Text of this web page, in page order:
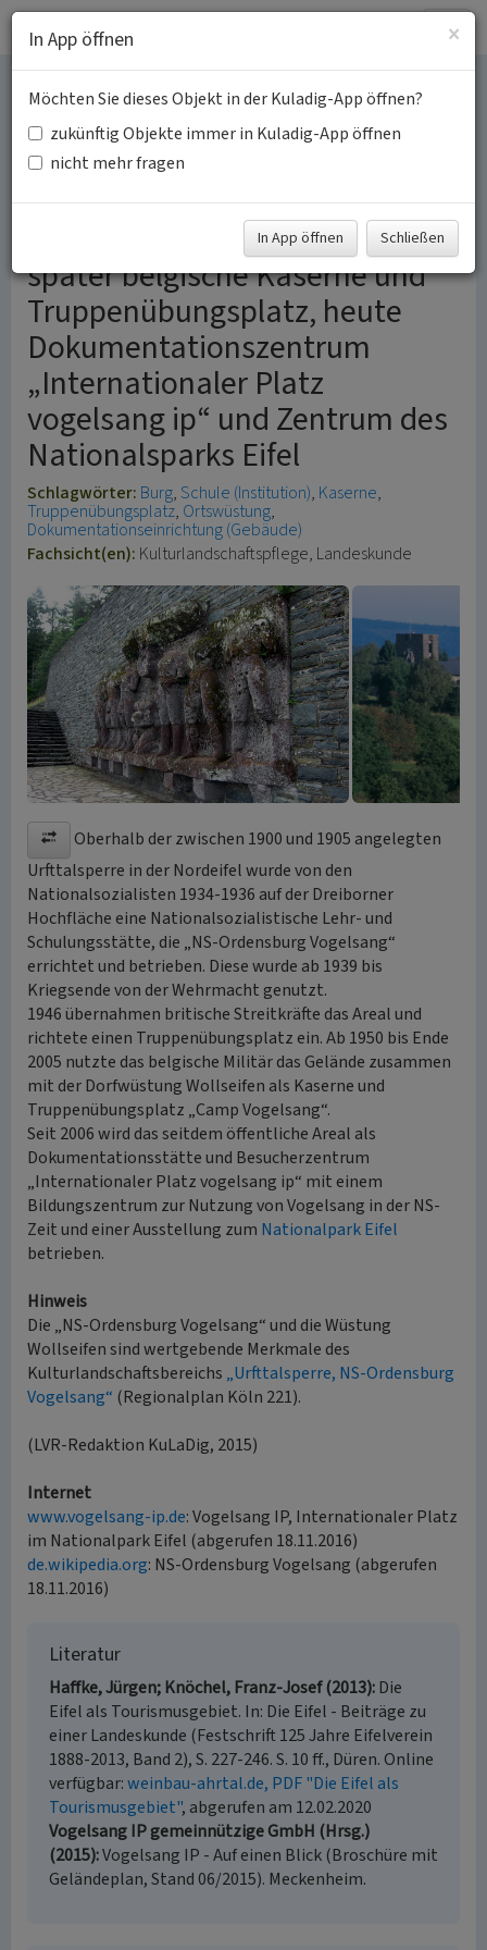
Vogelsang -
Nationalsozialistische
„Ordensburg“
später belgische Kaserne und
Truppenübungsplatz, heute
Dokumentationszentrum
„Internationaler Platz
vogelsang ip“ und Zentrum des
Nationalsparks Eifel
Schlagwörter: Burg Schule (Institution) Kaserne
Truppenübungsplatz Ortswüstung
Dokumentationseinrichtung (Gebäude)
Fachsicht(en): Kulturlandschaftspflege, Landeskunde
Oberhalb der zwischen 1900 und 1905 angelegten
Urfttalsperre in der Nordeifel wurde von den
Nationalsozialisten 1934-1936 auf der Dreiborner
Hochfläche eine Nationalsozialistische Lehr- und
Schulungsstätte, die „NS-Ordensburg Vogelsang“
errichtet und betrieben. Diese wurde ab 1939 bis
Kriegsende von der Wehrmacht genutzt.
1946 übernahmen britische Streitkräfte das Areal und
richtete einen Truppenübungsplatz ein. Ab 1950 bis Ende
2005 nutzte das belgische Militär das Gelände zusammen
mit der Dorfwüstung Wollseifen als Kaserne und
Truppenübungsplatz „Camp Vogelsang“.
Seit 2006 wird das seitdem öffentliche Areal als
Dokumentationsstätte und Besucherzentrum
„Internationaler Platz vogelsang ip“ mit einem
Bildungszentrum zur Nutzung von Vogelsang in der NS-
Zeit und einer Ausstellung zum Nationalpark Eifel
betrieben.
Hinweis
Die „NS-Ordensburg Vogelsang“ und die Wüstung
Wollseifen sind wertgebende Merkmale des
Kulturlandschaftsbereichs „Urfttalsperre, NS-Ordensburg
Vogelsang“ (Regionalplan Köln 221).
(LVR-Redaktion KuLaDig, 2015)
Internet
www.vogelsang-ip.de: Vogelsang IP, Internationaler Platz
im Nationalpark Eifel (abgerufen 18.11.2016)
de.wikipedia.org: NS-Ordensburg Vogelsang (abgerufen
18.11.2016)
Literatur
Haffke, Jürgen; Knöchel, Franz-Josef (2013) Die
Eifel als Tourismusgebiet. In: Die Eifel - Beiträge zu
einer Landeskunde (Festschrift 125 Jahre Eifelverein
1888-2013, Band 2), S. 227-246. S. 10 ff., Düren. Online
verfügbar:weinbau-ahrtal.de, PDF "Die Eifel als
Tourismusgebiet", abgerufen am 12.02.2020
Vogelsang IP gemeinnützige GmbH (Hrsg.)
(2015) Vogelsang IP - Auf einen Blick (Broschüre mit
Geländeplan, Stand 06/2015). Meckenheim.
×
In App öffnen
Möchten Sie dieses Objekt in der Kuladig-App öffnen?
zukünftig Objekte immer in Kuladig-App öffnen
nicht mehr fragen
In App öffnen Schließen